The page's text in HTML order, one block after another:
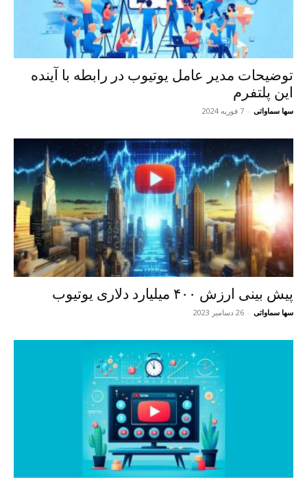
توضیحات مدیر عامل یوتیوب در رابطه با آینده
این پلتفرم
سها سماواتی - 7 فوریه 2024
پیش بینی ارزش ۴۰۰ میلیارد دلاری یوتیوب
سها سماواتی - 26 دسامبر 2023